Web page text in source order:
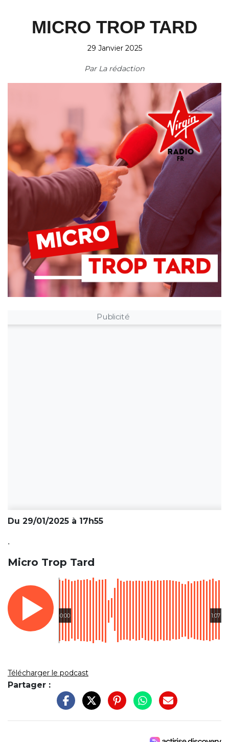
MICRO TROP TARD
29 Janvier 2025
Par La rédaction
Publicité
Du 29/01/2025 à 17h55
.
Micro Trop Tard
0:00 1:07
Télécharger le podcast
Partager :